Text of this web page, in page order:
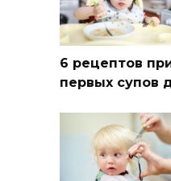
6 рецептов
первых супов